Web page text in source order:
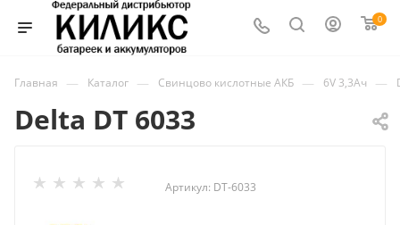
0
Главная — Каталог — Свинцово кислотные АКБ — 6V 3,3Ач —
Delta DT 6033
Артикул: DT-6033